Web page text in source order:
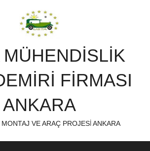
MÜHENDİSLİK
FİRMASI
ANKARA
VE ARAÇ PROJESİ ANKARA